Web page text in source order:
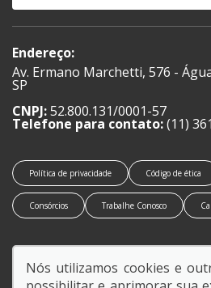
Endereço:
Av. Ermano Marchetti, 576 -
SP
CNPJ:52.800.131/0001-57
Telefone para contato:(11)
Política de privacidade Código de ética
Consórcios Trabalhe Conosco
Nós utilizamos cookies e